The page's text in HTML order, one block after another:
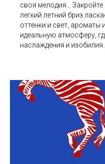
своя мелодия… Закройте
легкий летний бриз
оттенки и свет, ароматы
идеальную атмосферу,
наслаждения и